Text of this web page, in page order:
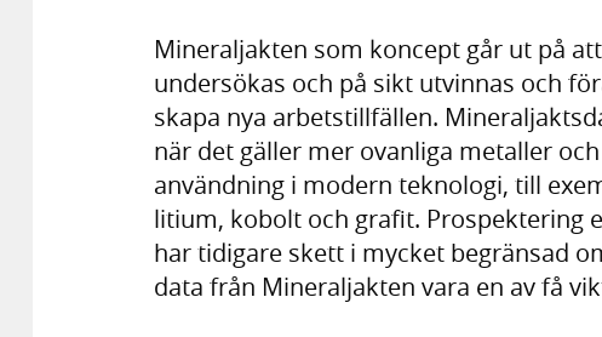
Mineraljakten som koncept går ut på
undersökas och på sikt utvinnas och
skapa nya arbetstillfällen.
när det gäller mer ovanliga metaller
användning i modern teknologi, till
litium, kobolt och grafit. Prospektering
har tidigare skett i mycket begränsad
data från Mineraljakten vara en av få